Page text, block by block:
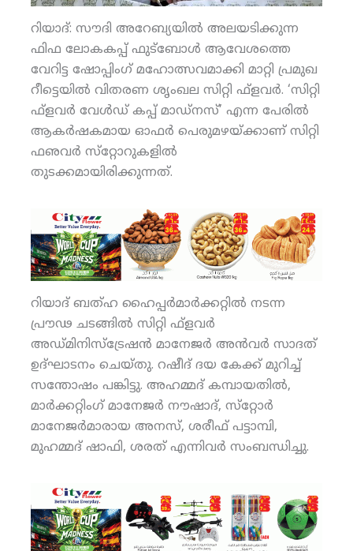
റിയാദ്: സൗദി അറേബ്യയില്‍ അലയടിക്കുന്ന
ഫിഫ ലോകകപ്പ് ഫുട്‌ബോള്‍ ആവേശത്തെ
വേറിട്ട ഷോപ്പിംഗ് മഹോത്സവമാക്കി മാറ്റി പ്രമുഖ
റീട്ടെയില്‍ വിതരണ ശൃംഖല സിറ്റി ഫ്‌ളവര്‍. ‘സിറ്റി
ഫ്‌ളവര്‍ വേള്‍ഡ് കപ്പ് മാഡ്‌നസ്’ എന്ന പേരില്‍
ആകര്‍ഷകമായ ഓഫര്‍ പെരുമഴയ്ക്കാണ് സിറ്റി
ഫഌവര്‍ സ്‌റ്റോറുകളില്‍
തുടക്കമായിരിക്കുന്നത്.
റിയാദ് ബത്ഹ ഹൈപ്പര്‍മാര്‍ക്കറ്റില്‍ നടന്ന
പ്രൗഢ ചടങ്ങില്‍ സിറ്റി ഫ്‌ളവര്‍
അഡ്മിനിസ്‌ട്രേഷന്‍ മാനേജര്‍ അന്‍വര്‍ സാദത്
ഉദ്ഘാടനം ചെയ്തു. റഷീദ് ദയ കേക്ക് മുറിച്ച്
സന്തോഷം പങ്കിട്ടു. അഹമ്മദ് കമ്പായതില്‍,
മാര്‍ക്കറ്റിംഗ് മാനേജര്‍ നൗഷാദ്, സ്‌റ്റോര്‍
മാനേജര്‍മാരായ അനസ്, ശരീഫ് പട്ടാമ്പി,
മുഹമ്മദ് ഷാഫി, ശരത് എന്നിവര്‍ സംബന്ധിച്ചു.